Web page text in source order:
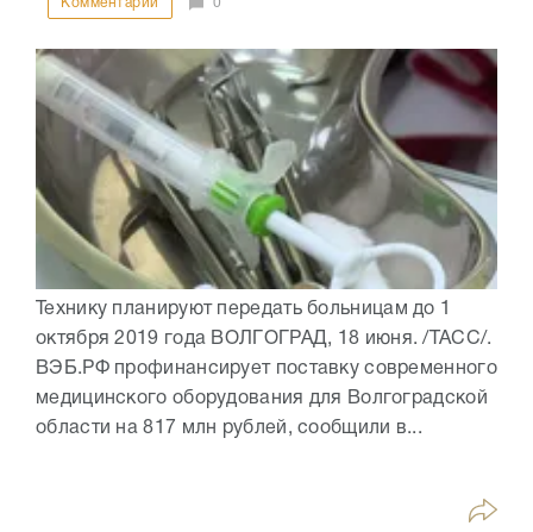
Комментарии 0
Технику планируют передать больницам до 1
октября 2019 года ВОЛГОГРАД, 18 июня. /ТАСС/.
ВЭБ.РФ профинансирует поставку современного
медицинского оборудования для Волгоградской
области на 817 млн рублей, сообщили в...